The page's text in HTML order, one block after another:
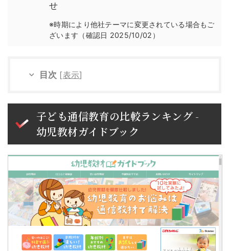
せ
※時期により他社テーマに変更されている場合もご
ざいます（確認日 2025/10/02）
目次 [表示]
子ども通信教育の比較ランキング -
幼児教材ガイドブック